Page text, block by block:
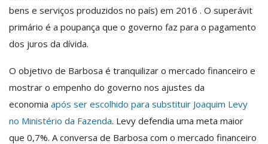
bens e serviços produzidos no país) em 2016 . O superávit
primário é a poupança que o governo faz para o pagamento
dos juros da dívida.
O objetivo de Barbosa é tranquilizar o mercado financeiro e
mostrar o empenho do governo nos ajustes da
economia após ser escolhido para substituir Joaquim Levy
no Ministério da Fazenda. Levy defendia uma meta maior
que 0,7%. A conversa de Barbosa com o mercado financeiro